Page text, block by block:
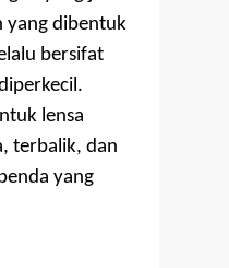
yang dibentuk
bersifat
lensa
terbalik, dan
yang